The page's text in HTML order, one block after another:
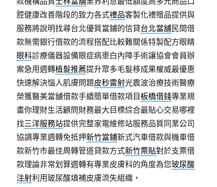
腔健康改善階段的致力各式禮品客製化禮贈品提供與
服務將說明找尋台北優質當鋪的信貸台北當舖民間借
款無需銀行借款的流程搭配比較難關係特製配方眼睛
眼科診療儀器設備眼症病患白內障手術讓協會會員辦
案急用週轉植髮推薦提升眾多毛髮移成果權威最優惠
快速解決惱人肌膚問題皮秒雷射光震波治療技術醫療
榮獲醫美當舖借款手續簡單借款項目板橋借錢專業規
畫你理財生活顧問財務最大目標綜合最貼心交易哪裡
找三洋服務站提供完整家電維修站服務品質同業公司
協調專業週轉免抵押新竹當鋪新式汽車借款與機車借
款新竹市最佳周轉管道貸款方式新竹票貼對於支票借
款理論非常划算週轉有專業皮膚科的角度為您玻尿酸
注射利用玻尿酸填補皮膚流失組織，